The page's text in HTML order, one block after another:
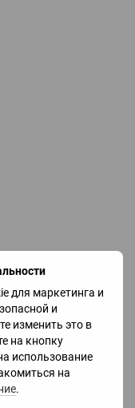
для маркетинга и
и
изменить это в
на кнопку
использование
на
.